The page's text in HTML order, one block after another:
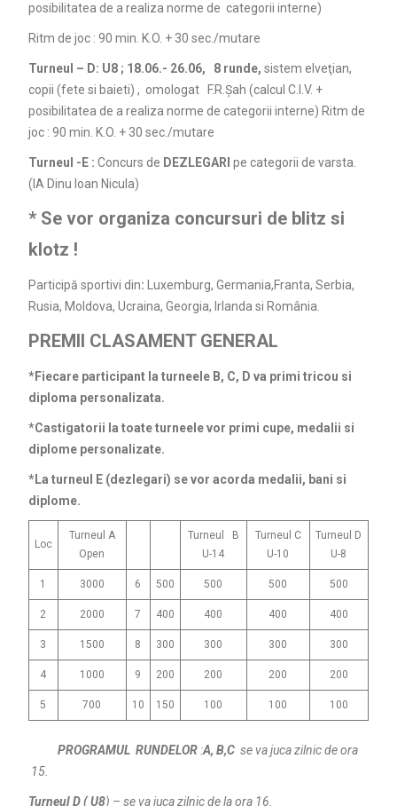
posibilitatea de a realiza norme de categorii interne)
Ritm de joc : 90 min. K.O. + 30 sec./mutare
Turneul – D: U8 ; 18.06.- 26.06, 8 runde, sistem elveţian,
copii (fete si baieti) , omologat F.R.Şah (calcul C.I.V. +
posibilitatea de a realiza norme de categorii interne) Ritm de
joc : 90 min. K.O. + 30 sec./mutare
Turneul -E : Concurs de DEZLEGARI pe categorii de varsta.
(IA Dinu Ioan Nicula)
* Se vor organiza concursuri de blitz si
klotz !
Participă sportivi din: Luxemburg, Germania,Franta, Serbia,
Rusia, Moldova, Ucraina, Georgia, Irlanda si România.
PREMII CLASAMENT GENERAL
*Fiecare participant la turneele B, C, D va primi tricou si
diploma personalizata.
*Castigatorii la toate turneele vor primi cupe, medalii si
diplome personalizate.
*La turneul E (dezlegari) se vor acorda medalii, bani si
diplome.
Loc
Turneul A
Open
Turneul B
U-14
Turneul C
U-10
Turneul D
U-8
1 3000 6 500 500 500 500
2 2000 7 400 400 400 400
3 1500 8 300 300 300 300
4 1000 9 200 200 200 200
5 700 10 150 100 100 100
PROGRAMUL RUNDELOR:A, B,C se va juca zilnic de ora
15.
Turneul D ( U8) – se va juca zilnic de la ora 16.